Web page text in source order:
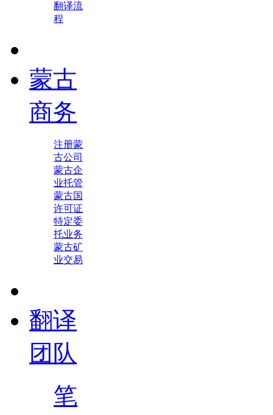
翻译流
程
蒙古
商务
注册蒙
古公司
蒙古企
业托管
蒙古国
许可证
特定委
托业务
蒙古矿
业交易
翻译
团队
笔